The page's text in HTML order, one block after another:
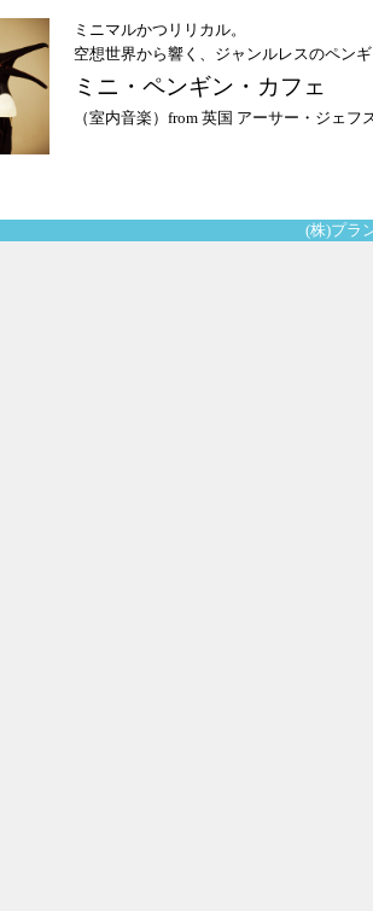
ミニマルかつリリカル。
空想世界から響く、ジャンルレスのペン
ミニ・ペンギン・カフェ
（室内音楽）from 英国 アーサー・ジェフ
(株)プラ